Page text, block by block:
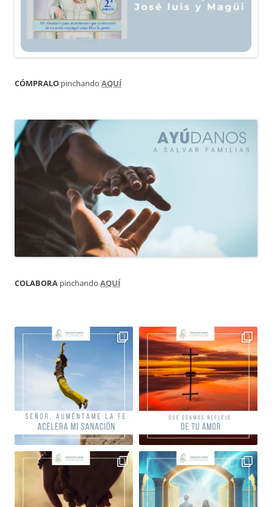
CÓMPRALO pinchando AQUÍ
COLABORA pinchando AQUÍ